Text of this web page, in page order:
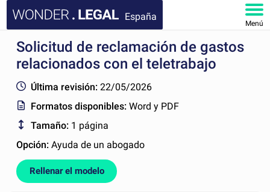
España
Menú
INICIO
FAQ
MI CUENTA
Solicitud de reclamación de gastos
relacionados con el teletrabajo
Última revisión: 22/05/2026
Formatos disponibles:Word y PDF
Tamaño: 1 página
Opción:Ayuda de un abogado
Rellenar el modelo